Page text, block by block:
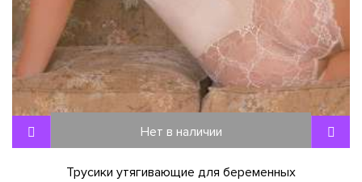
Нет в наличии
Трусики утягивающие для беременных